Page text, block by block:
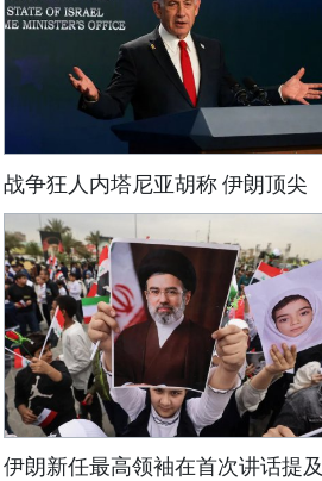
战争狂人内塔尼亚胡称 伊朗顶尖
伊朗新任最高领袖在首次讲话提及